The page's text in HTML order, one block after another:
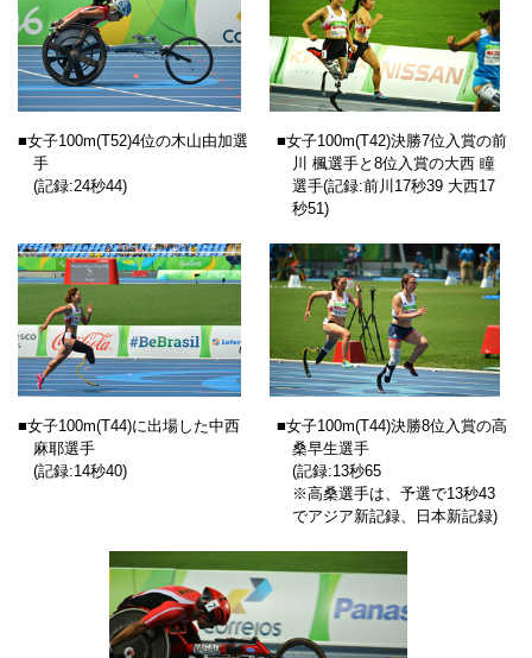
■女子100m(T52)4位の木山由加選
手
(記録:24秒44)
■女子100m(T42)決勝7位入賞の前
川 楓選手と8位入賞の大西 瞳
選手(記録:前川17秒39 大西17
秒51)
■女子100m(T44)に出場した中西
麻耶選手
(記録:14秒40)
■女子100m(T44)決勝8位入賞の高
桑早生選手
(記録:13秒65
※高桑選手は、予選で13秒43
でアジア新記録、日本新記録)